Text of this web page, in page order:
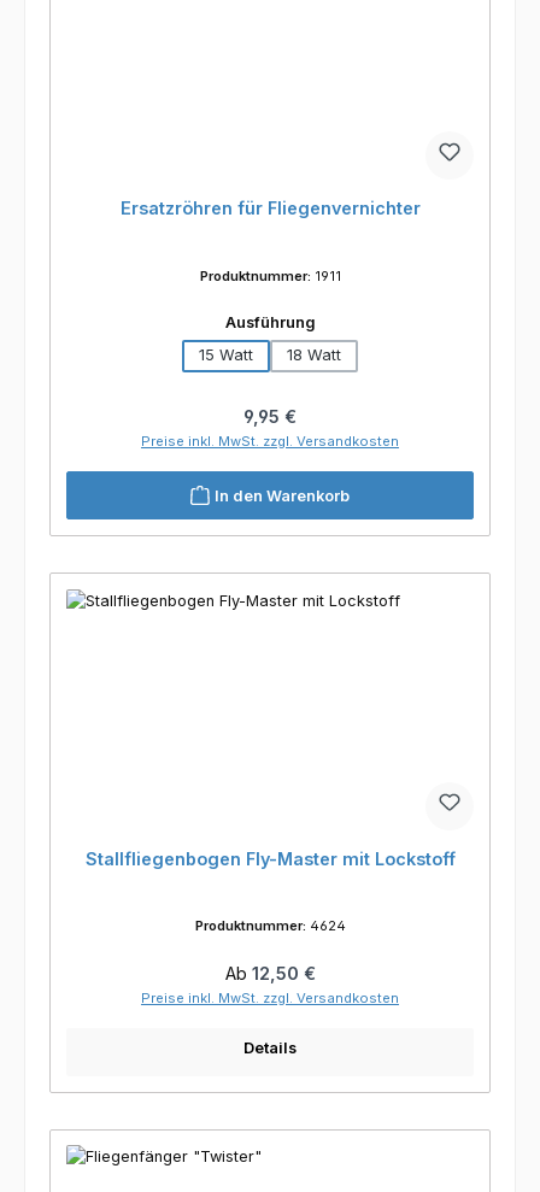
Ersatzröhren für Fliegenvernichter
Produktnummer: 1911
Ausführungauswählen
15 Watt
18 Watt
Regulärer Preis:
9,95 €
Preise inkl. MwSt. zzgl. Versandkosten
In den Warenkorb
Stallfliegenbogen Fly-Master mit Lockstoff
Produktnummer: 4624
Regulärer Preis:
Ab 12,50 €
Preise inkl. MwSt. zzgl. Versandkosten
Details